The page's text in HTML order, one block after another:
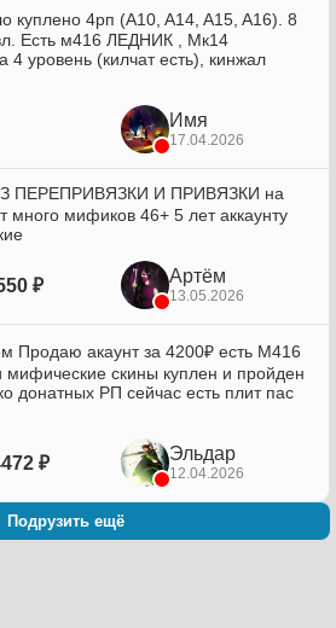
куплено 4рп (A10, A14, A15, A16). 8
Есть м416 ЛЕДНИК , Мк14
4 уровень (килчат есть), кинжал
Имя
17.04.2026
ПЕРЕПРИВЯЗКИ И ПРИВЯЗКИ на
много мификов 46+ 5 лет аккаунту
₽ Артём
13.05.2026
Продаю акаунт за 4200₽ есть М416
мифические скины куплен и пройден
донатных РП сейчас есть плит пас
₽ Эльдар
12.04.2026
Подрузить ещё